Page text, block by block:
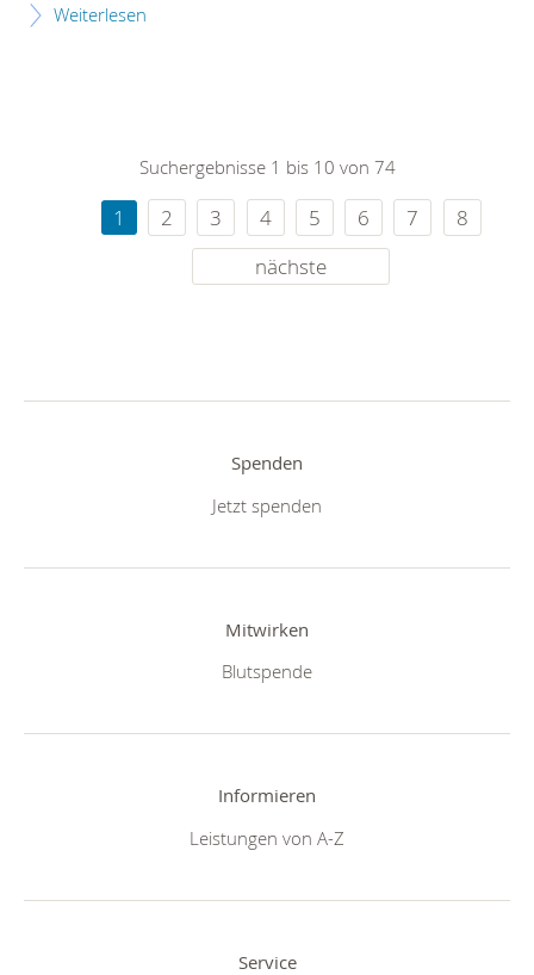
Weiterlesen
Suchergebnisse 1 bis 10 von 74
1 2 3 4 5 6 7
8
nächste
Spenden
Jetzt spenden
Mitwirken
Blutspende
Informieren
Leistungen von A-Z
Service